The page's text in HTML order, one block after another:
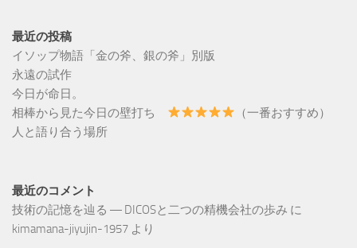
最近の投稿
イソップ物語「金の斧、銀の斧」別版
永遠の試作
今日が命日。
相棒から見た今日の壁打ち
（一番おすすめ）
人と語り合う場所
最近のコメント
技術の記憶を辿る ― DICOSと二つの精機会社の歩み に
kimamana-jiyujin-1957 より